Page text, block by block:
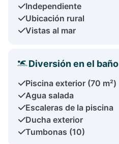
Independiente
Ubicación rural
Vistas al mar
Diversión en el baño
Piscina exterior (70 m²)
Agua salada
Escaleras de la piscina
Ducha exterior
Tumbonas (10)